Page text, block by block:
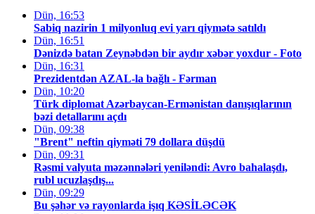
Dün, 16:53
Sabiq nazirin 1 milyonluq evi yarı qiymətə satıldı
Dün, 16:51
Dənizdə batan Zeynəbdən bir aydır xəbər yoxdur - Foto
Dün, 16:31
Prezidentdən AZAL-la bağlı - Fərman
Dün, 10:20
Türk diplomat Azərbaycan-Ermənistan danışıqlarının
bəzi detallarını açdı
Dün, 09:38
"Brent" neftin qiyməti 79 dollara düşdü
Dün, 09:31
Rəsmi valyuta məzənnələri yeniləndi: Avro bahalaşdı,
rubl ucuzlaşdış...
Dün, 09:29
Bu şəhər və rayonlarda işıq KƏSİLƏCƏK